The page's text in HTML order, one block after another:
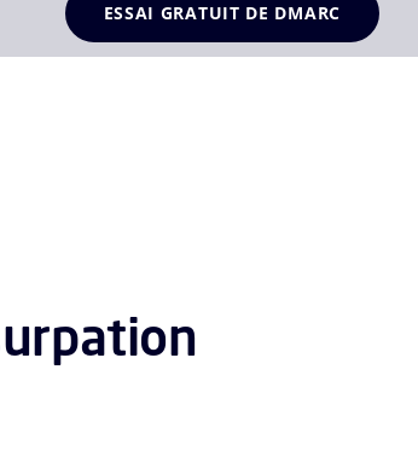
ESSAI GRATUIT DE DMARC